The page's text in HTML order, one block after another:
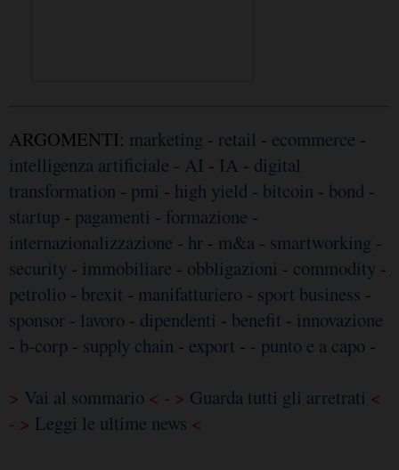
ARGOMENTI: marketing - retail - ecommerce -
intelligenza artificiale - AI - IA - digital
transformation - pmi - high yield - bitcoin - bond -
startup - pagamenti - formazione -
internazionalizzazione - hr - m&a - smartworking -
security - immobiliare - obbligazioni - commodity -
petrolio - brexit - manifatturiero - sport business -
sponsor - lavoro - dipendenti - benefit - innovazione
- b-corp - supply chain - export - - punto e a capo -
> Vai al sommario < - > Guarda tutti gli arretrati <
- > Leggi le ultime news <